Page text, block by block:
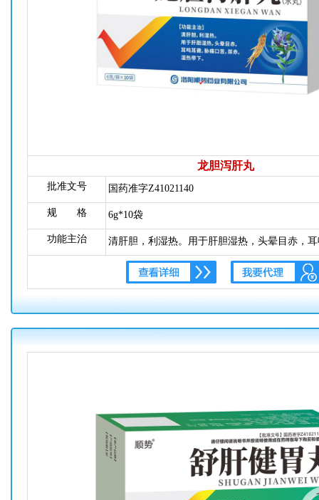
龙胆泻肝丸
批准文号 国药准字Z41021140
规 格 6g*10袋
功能主治
清肝胆，利湿热。用于肝胆湿热，头晕目赤，
尿赤，湿热带下。